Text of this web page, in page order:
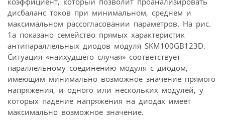
дисбаланс токов при минимальном, среднем и
максимальном рассогласовании параметров. На рис.
1а показано семейство прямых характеристик
антипараллельных диодов модуля SKM100GB123D.
Ситуация «наихудшего случая» соответствует
параллельному соединению модуля с диодом,
имеющим минимально возможное значение прямого
напряжения, и одного или нескольких модулей, у
которых падение напряжения на диодах имеет
максимально возможное значение.